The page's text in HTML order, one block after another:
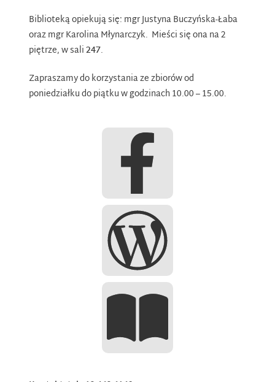
Biblioteką opiekują się: mgr Justyna Buczyńska-Łaba
oraz mgr Karolina Młynarczyk. Mieści się ona na 2
piętrze, w sali247.
Zapraszamy do korzystania ze zbiorów od
poniedziałku do piątku w godzinach 10.00 – 15.00.